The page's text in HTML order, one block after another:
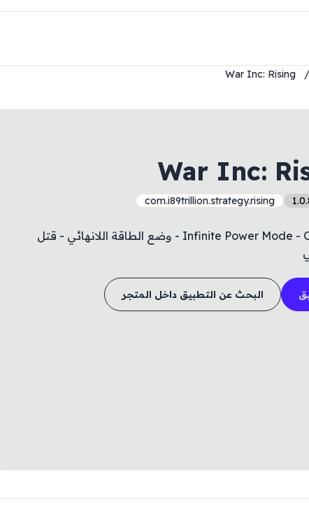
/
War Inc: Rising
War Inc:
com.i89trillion.strategy.rising
- Infinite Power Mode - One Hit Kill - Auto Win - وضع الطاقة اللانهائي - قتل
البحث عن التطبيق داخل المتجر